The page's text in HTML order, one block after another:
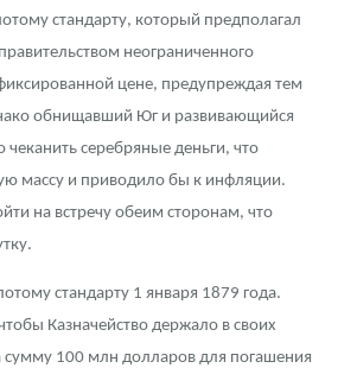
обитатели глубин"
монет
Cookies
и защите персональных данных
стандарту, который предполагал
неограниченного
цене, предупреждая тем
обнищавший Юг и развивающийся
чеканить серебряные деньги, что
массу и приводило бы к инфляции.
на встречу обеим сторонам, что
стандарту 1 января 1879 года.
Казначейство держало в своих
сумму 100 млн долларов для погашения